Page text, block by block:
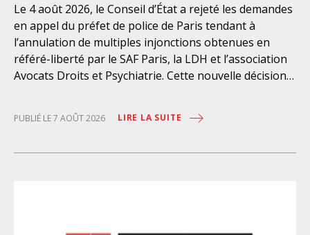
Le 4 août 2026, le Conseil d’État a rejeté les demandes
en appel du préfet de police de Paris tendant à
l’annulation de multiples injonctions obtenues en
référé-liberté par le SAF Paris, la LDH et l’association
Avocats Droits et Psychiatrie. Cette nouvelle décision
personnes retenues à l’infirmerie psychiatrique de la
préfecture de police de Paris. Près d’ici mais loin des
PUBLIÉ LE 7 AOÛT 2026 LIRE LA SUITE